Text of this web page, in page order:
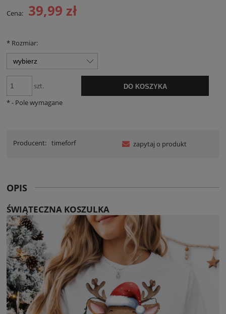
Cena: 39,99 zł
* Rozmiar:
szt. DO KOSZYKA
*- Pole wymagane
Producent: timeforf zapytaj o produkt
OPIS
ŚWIĄTECZNA KOSZULKA